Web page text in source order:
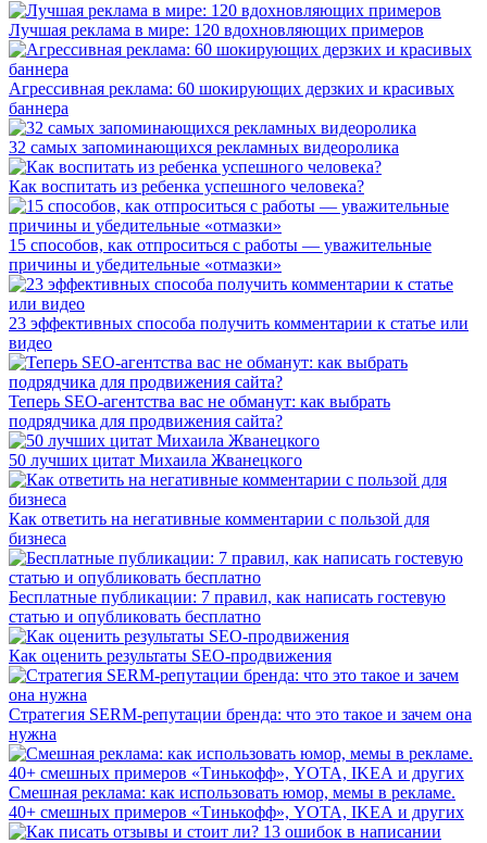
Лучшая реклама в мире: 120 вдохновляющих примеров
Агрессивная реклама: 60 шокирующих дерзких и красивых
баннера
32 самых запоминающихся рекламных видеоролика
Как воспитать из ребенка успешного человека?
15 способов, как отпроситься с работы — уважительные
причины и убедительные «отмазки»
23 эффективных способа получить комментарии к статье или
видео
Теперь SEO-агентства вас не обманут: как выбрать
подрядчика для продвижения сайта?
50 лучших цитат Михаила Жванецкого
Как ответить на негативные комментарии с пользой для
бизнеса
Бесплатные публикации: 7 правил, как написать гостевую
статью и опубликовать бесплатно
Как оценить результаты SEO-продвижения
Стратегия SERM-репутации бренда: что это такое и зачем она
нужна
Смешная реклама: как использовать юмор, мемы в рекламе.
40+ смешных примеров «Тинькофф», YOTA, IKEA и других